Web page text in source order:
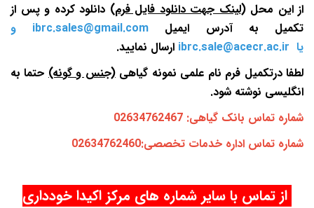
از این محل (لینک جهت دانلود فایل فرم) دانلود کرده و پس از
تکمیل به آدرس ایمیل
ibrc.sales@gmail.com و
یا ibrc.sale@acecr.ac.ir ارسال نمایید.
لطفا درتکمیل فرم نام علمی نمونه گیاهی(جنس و گونه) حتما به
انگلیسی نوشته شود.
شماره تماس بانک گیاهی: 02634762467
شماره تماس اداره خدمات تخصصی:02634762460
از تماس با سایر شماره های مرکز اکیدا خودداری